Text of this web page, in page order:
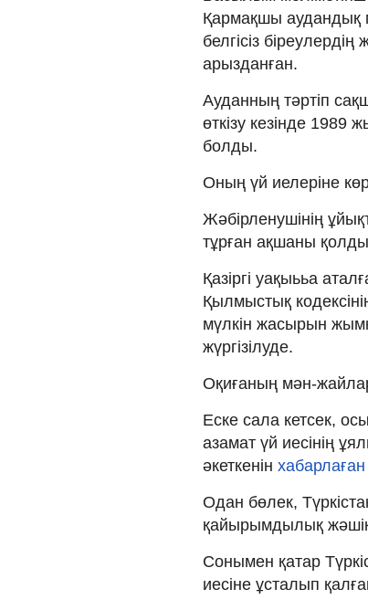
Қармақшы аудандық
белгісіз
арызданған.
Ауданның тәртіп
өткізу кезінде 1989
болды.
Оның үй иелеріне
Жәбірленушінің
тұрған ақшаны
Қазіргі уақыььа
Қылмыстық
мүлкін жасырын
жүргізілуде.
Оқиғаның мән-
Еске сала кетсек,
азамат үй иесінің
әкеткенін хабарлаған
Одан бөлек,
қайырымдылық
Сонымен қатар
иесіне ұсталып